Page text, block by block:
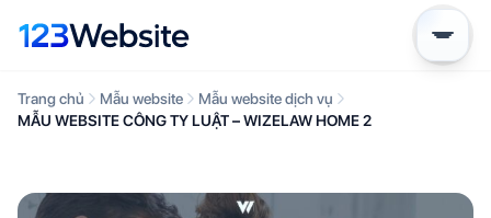
Trang chủ Mẫu website
Mẫu website dịch vụ
MẪU WEBSITE CÔNG TY LUẬT – WIZELAW HOME 2